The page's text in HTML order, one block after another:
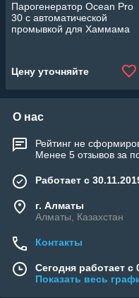
Парогенератор Ocean Pro
30 c автоматической
промывкой для Хаммама
Цену уточняйте
О нас
Рейтинг не
Менее 5 отзывов за
Работает с
г. Алматы
Алматы, Казахстан
Контакты
Сегодня работает с
Показать весь